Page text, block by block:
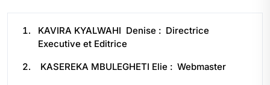
KAVIRA KYALWAHI Denise : Directrice
Executive et Editrice
KASEREKA MBULEGHETI Elie : Webmaster